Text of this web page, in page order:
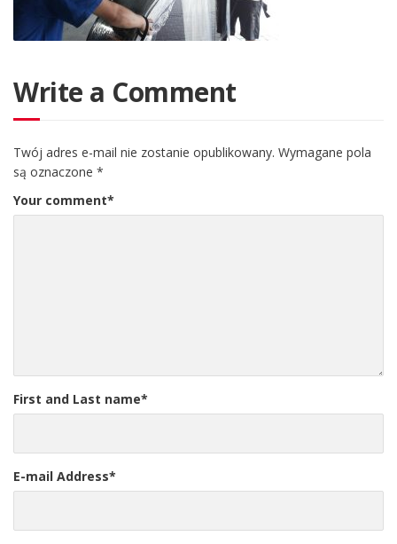
Write a Comment
Twój adres e-mail nie zostanie opublikowany. Wymagane pola
są oznaczone *
Your comment*
First and Last name*
E-mail Address*